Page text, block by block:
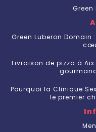
Green
Green Luberon
Livraison de pizza à
Pourquoi la Clinique
le premier